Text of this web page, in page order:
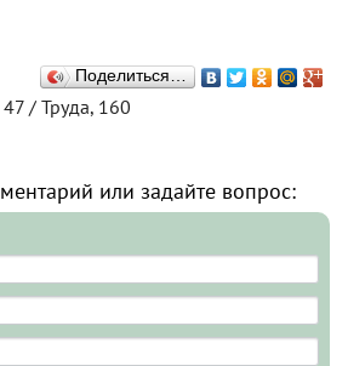
Поделиться…
/ Труда, 160
или задайте вопрос: